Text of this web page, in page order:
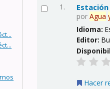
1.
porAgua
Idioma:
Editor:
Hacer